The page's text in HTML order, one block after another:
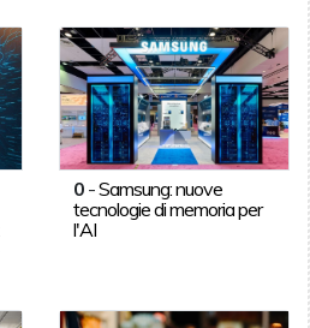
0 -Samsung: nuove
tecnologie di memoria per
l'AI